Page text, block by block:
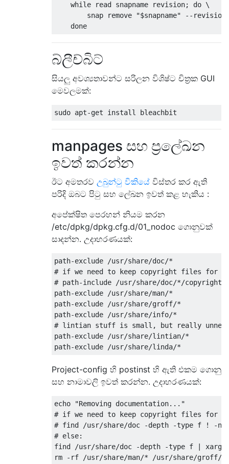
    while read snapname revision; do \
snap remove "$snapname" --
බ්ලීච්බිට්
සියලු අවශ්‍යතාවන්ට සරිලන විශිෂ්ට චිත්‍රක GUI
මෙවලමක්:
manpages සහ ප්‍රලේඛන
ඉවත් කරන්න
ඊට අමතරව උබුන්ටු විකියේ විස්තර කර ඇති
පරිදි ඔබට පිටු සහ ලේඛන ඉවත් කළ හැකිය :
අපේක්ෂිත පෙරහන් නියම කරන
/etc/dpkg/dpkg.cfg.d/01_nodoc ගොනුවක්
සාදන්න. උදාහරණයක්:
path-exclude /usr/share/doc/*
# if we need to keep copyright files for
# path-include /usr/share/doc/*/copyright
path-exclude /usr/share/man/*
path-exclude /usr/share/groff/*
path-exclude /usr/share/info/*
# lintian stuff is small, but really
path-exclude /usr/share/lintian/*
Project-config හි postinst හි ඇති එකම ගොනු
සහ නාමාවලි ඉවත් කරන්න. උදාහරණයක්:
echo "Removing documentation..."
# if we need to keep copyright files for
# find /usr/share/doc -depth -type f ! -
# else:
find /usr/share/doc -depth -type f |